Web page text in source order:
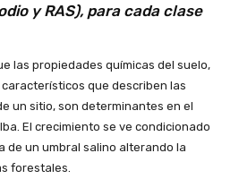
y RAS), para cada clase
las propiedades químicas del suelo,
característicos que describen las
un sitio, son determinantes en el
El crecimiento se ve condicionado
de un umbral salino alterando la
forestales.